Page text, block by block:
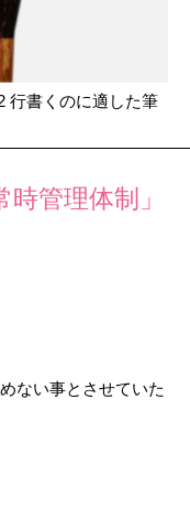
行書くのに適した筆
時管理体制」
ない事とさせていた